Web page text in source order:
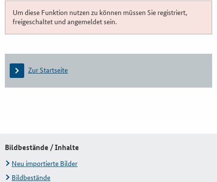
Um diese Funktion nutzen zu können müssen Sie registriert,
freigeschaltet und angemeldet sein.
Zur Startseite
Bildbestände / Inhalte
Neu importierte Bilder
Bildbestände